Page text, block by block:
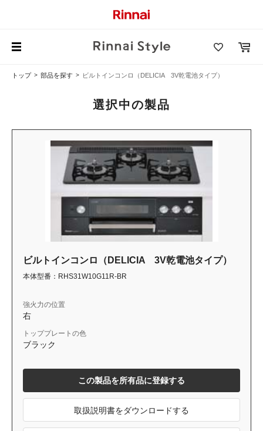
トップ 部品を探す ビルトインコンロ（DELICIA 3V乾電池タイプ）
選択中の製品
ビルトインコンロ（DELICIA 3V乾電池タイプ）
本体型番：RHS31W10G11R-BR
強火力の位置
右
トッププレートの色
ブラック
この製品を所有品に登録する
取扱説明書をダウンロードする